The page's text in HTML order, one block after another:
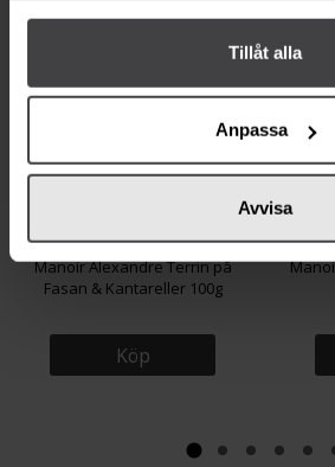
Tillåt alla
Anpassa
Avvisa
Från samma
Manoir Alexandre Terrin på
Fasan & Kantareller 100g
Köp